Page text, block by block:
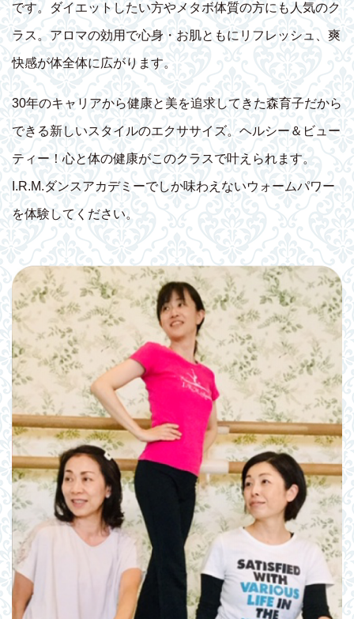
です。ダイエットしたい方やメタボ体質の方にも人気のク
ラス。アロマの効用で心身・お肌ともにリフレッシュ、爽
快感が体全体に広がります。
30年のキャリアから健康と美を追求してきた森育子だから
できる新しいスタイルのエクササイズ。ヘルシー＆ビュー
ティー！心と体の健康がこのクラスで叶えられます。
I.R.M.ダンスアカデミーでしか味わえないウォームパワー
を体験してください。